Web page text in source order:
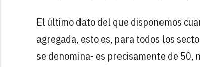
El último dato del que disponemos
agregada, esto es, para todos los
se denomina- es precisamente de 50,